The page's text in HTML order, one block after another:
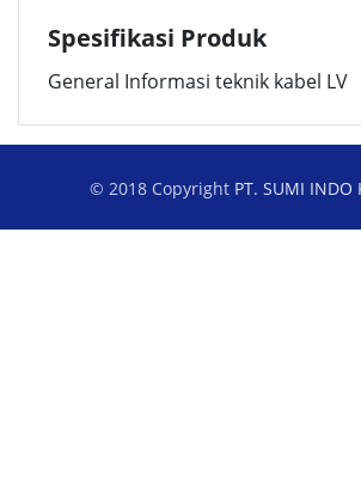
Spesifikasi Produk
General Informasi teknik kabel LV
© 2018 Copyright PT. SUMI INDO